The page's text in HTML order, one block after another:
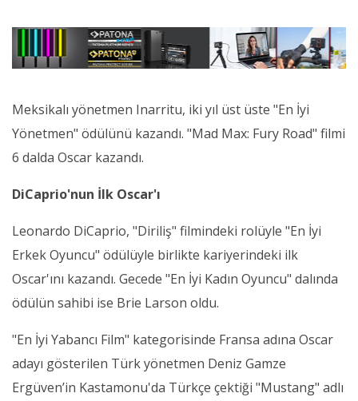
Meksikalı yönetmen Inarritu, iki yıl üst üste "En İyi
Yönetmen" ödülünü kazandı. "Mad Max: Fury Road" filmi
6 dalda Oscar kazandı.
DiCaprio'nun İlk Oscar'ı
Leonardo DiCaprio, "Diriliş" filmindeki rolüyle "En İyi
Erkek Oyuncu" ödülüyle birlikte kariyerindeki ilk
Oscar'ını kazandı. Gecede "En İyi Kadın Oyuncu" dalında
ödülün sahibi ise Brie Larson oldu.
"En İyi Yabancı Film" kategorisinde Fransa adına Oscar
adayı gösterilen Türk yönetmen Deniz Gamze
Ergüven’in Kastamonu'da Türkçe çektiği "Mustang" adlı